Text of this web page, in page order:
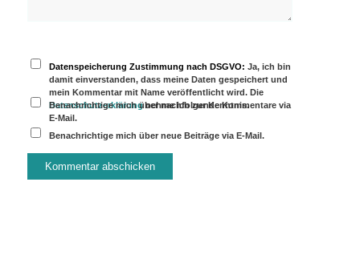
Datenspeicherung Zustimmung nach DSGVO: Ja, ich bin
damit einverstanden, dass meine Daten gespeichert und
mein Kommentar mit Name veröffentlicht wird. Die
Datenschutzerklärungnehme ich zur Kenntnis.
Benachrichtige mich über nachfolgende Kommentare via
E-Mail.
Benachrichtige mich über neue Beiträge via E-Mail.